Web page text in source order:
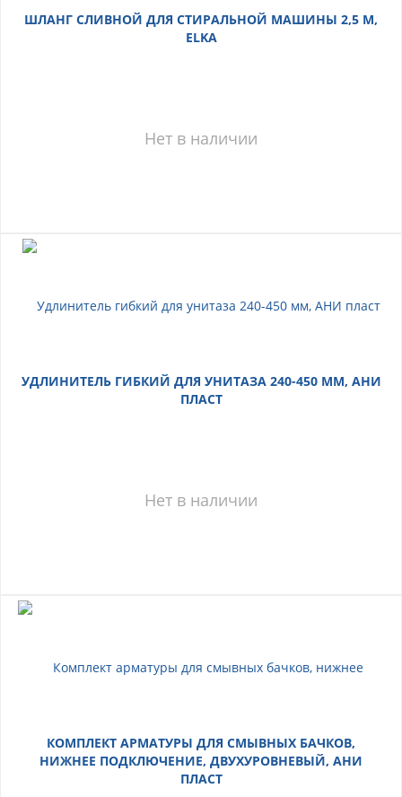
ШЛАНГ СЛИВНОЙ ДЛЯ СТИРАЛЬНОЙ МАШИНЫ 2,5 М,
ELKA
Нет в наличии
УДЛИНИТЕЛЬ ГИБКИЙ ДЛЯ УНИТАЗА 240-450 ММ, АНИ
ПЛАСТ
Нет в наличии
КОМПЛЕКТ АРМАТУРЫ ДЛЯ СМЫВНЫХ БАЧКОВ,
НИЖНЕЕ ПОДКЛЮЧЕНИЕ, ДВУХУРОВНЕВЫЙ, АНИ
ПЛАСТ